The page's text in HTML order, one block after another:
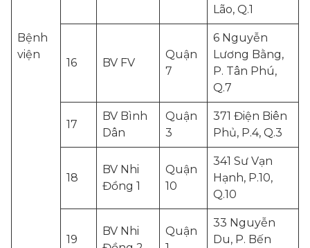
Bệnh
viện
Lão, Q.1
16 BV FV
Quận
7
6 Nguyễn
Lương Bằng,
P. Tân Phú,
Q.7
17
BV Bình
Dân
Quận
3
371 Điện Biên
Phủ, P.4, Q.3
18
BV Nhi
Đồng 1
Quận
10
341 Sư Vạn
Hạnh, P.10,
Q.10
19
BV Nhi
Quận
33 Nguyễn
Du, P. Bến